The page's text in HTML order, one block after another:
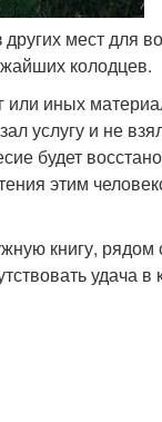
мест для
колодцев.
или иных
услугу и не
будет
этим
книгу, рядом
удача в